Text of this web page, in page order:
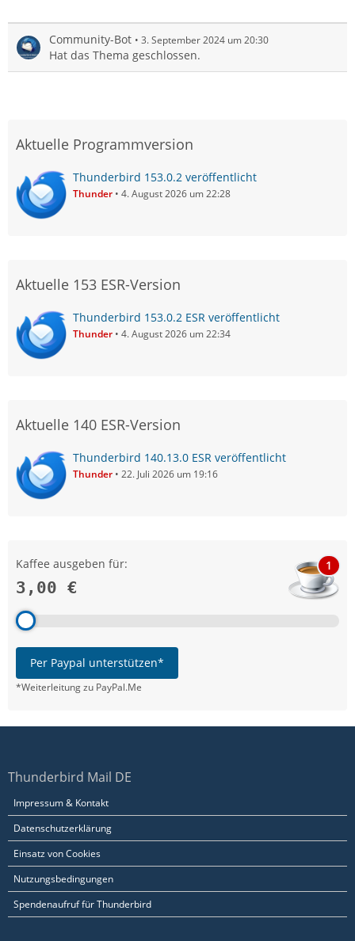
Community-Bot 3. September 2024 um 20:30
Hat das Thema geschlossen.
Aktuelle Programmversion
Thunderbird 153.0.2 veröffentlicht
Thunder 4. August 2026 um 22:28
Aktuelle 153 ESR-Version
Thunderbird 153.0.2 ESR veröffentlicht
Thunder 4. August 2026 um 22:34
Aktuelle 140 ESR-Version
Thunderbird 140.13.0 ESR veröffentlicht
Thunder 22. Juli 2026 um 19:16
Kaffee ausgeben für:
3,00 €
1
Per Paypal unterstützen*
*Weiterleitung zu PayPal.Me
Thunderbird Mail DE
Impressum & Kontakt
Datenschutzerklärung
Einsatz von Cookies
Nutzungsbedingungen
Spendenaufruf für Thunderbird